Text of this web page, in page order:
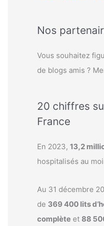
Nos
Vous souhaitez
de blogs amis ?
20 chiffres
France
En 2023, 13,2
hospitalisés au
Au 31 décembre
de 369 400 lits
complète et 88